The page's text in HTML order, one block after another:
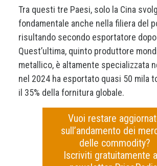
Tra questi tre Paesi, solo la Cina
fondamentale anche nella filiera del
risultando secondo esportatore dopo
Quest’ultima, quinto produttore
metallico, è altamente specializzata
nel 2024 ha esportato quasi 50 mila
il 35% della fornitura globale.
Vuoi restare
sull’andamento dei
delle commodity?
Iscriviti gratuitamente